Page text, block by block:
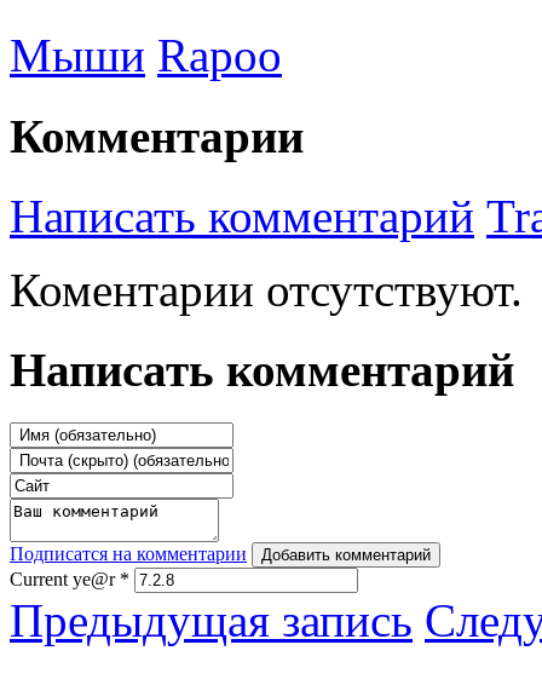
Мыши Rapoo
Комментарии
Написать комментарий
Коментарии отсутствуют.
Написать комментарий
Подписатся на комментарии Добавить комментарий
Current ye@r *
Предыдущая запись